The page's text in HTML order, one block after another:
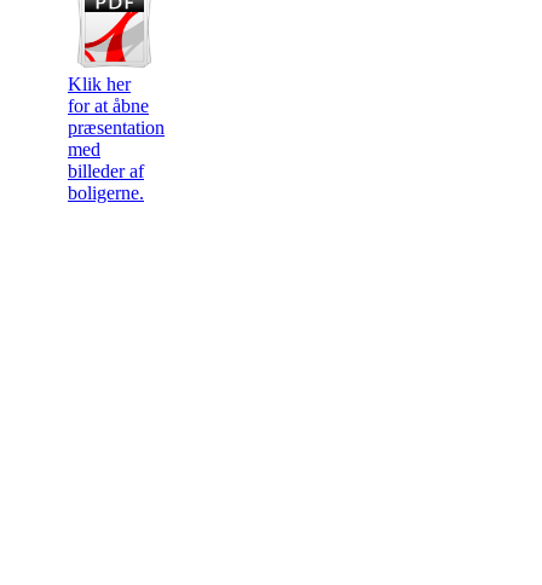
Klik her
for at åbne
præsentation
med
billeder af
boligerne.